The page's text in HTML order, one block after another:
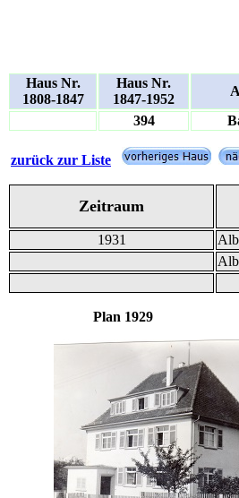
Haus Nr.
1808-1847
Haus Nr.
1847-1952
394
zurück zur Liste
Zeitraum
1931
Plan 1929